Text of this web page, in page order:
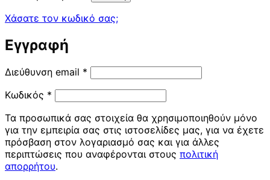
Χάσατε τον κωδικό σας;
Εγγραφή
Διεύθυνση email * Απαιτείται
Κωδικός * Απαιτείται
Τα προσωπικά σας στοιχεία θα χρησιμοποιηθούν μόνο
για την εμπειρία σας στις ιστοσελίδες μας, για να έχετε
πρόσβαση στον λογαριασμό σας και για άλλες
περιπτώσεις που αναφέρονται στους πολιτική
απορρήτου.